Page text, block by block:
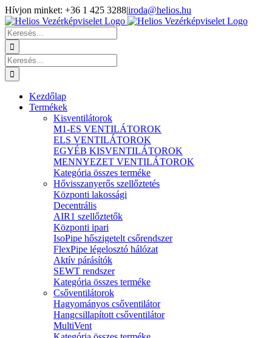
Kihagyás
Hívjon minket: +36 1 425 3288|iroda@helios.hu
YouTube
Facebook
Keresés...
Keresés...
Kezdőlap
Termékek
Kisventilátorok
M1-ES VENTILÁTOROK
ELS VENTILÁTOROK
EGYÉB KISVENTILÁTOROK
MENNYEZET VENTILÁTOROK
Kategória összes terméke
Hővisszanyerős szellőztetés
Központi lakossági
Decentrális
AIR1 szellőztetők
Központi ipari
IsoPipe hőszigetelt csőrendszer
FlexPipe légelosztó hálózat
Aktív párásítók
SEWT rendszer
Kategória összes terméke
Csőventilátorok
Hagyományos csőventilátor
Hangcsillapított csőventilátor
MultiVent